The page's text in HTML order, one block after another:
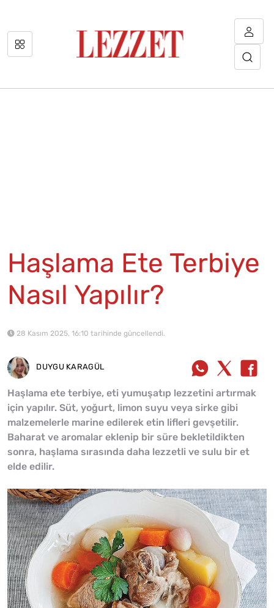
Haşlama Ete Terbiye
Nasıl Yapılır?
28 Kasım 2025, 16:10 tarihinde güncellendi.
DUYGU KARAGÜL
Haşlama ete terbiye, eti yumuşatıp lezzetini artırmak
için yapılır. Süt, yoğurt, limon suyu veya sirke gibi
malzemelerle marine edilerek etin lifleri gevşetilir.
Baharat ve aromalar eklenip bir süre bekletildikten
sonra, haşlama sırasında daha lezzetli ve sulu bir et
elde edilir.